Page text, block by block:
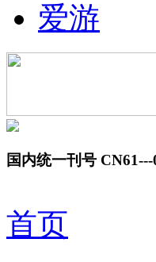
爱游
国内统一刊号
首页